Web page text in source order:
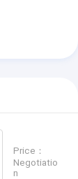
Price：
Negotiatio
n